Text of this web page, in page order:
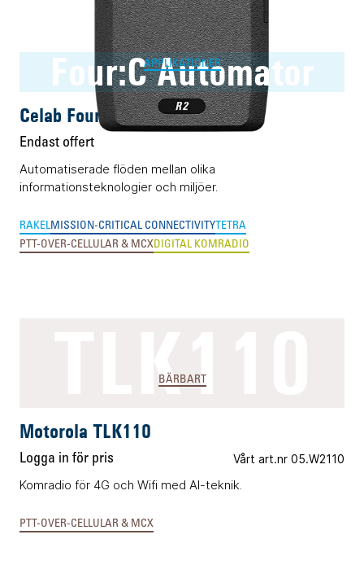
Four:C Automator
APPLIKATIONER
Celab Four:C Automator
Endast offert
Automatiserade flöden mellan olika
informationsteknologier och miljöer.
RAKELMISSION-CRITICAL CONNECTIVITYTETRA
PTT-OVER-CELLULAR & MCXDIGITAL KOMRADIO
TLK110
BÄRBART
Motorola TLK110
Logga in för pris Vårt art.nr 05.W2110
Komradio för 4G och Wifi med AI-teknik.
PTT-OVER-CELLULAR & MCX